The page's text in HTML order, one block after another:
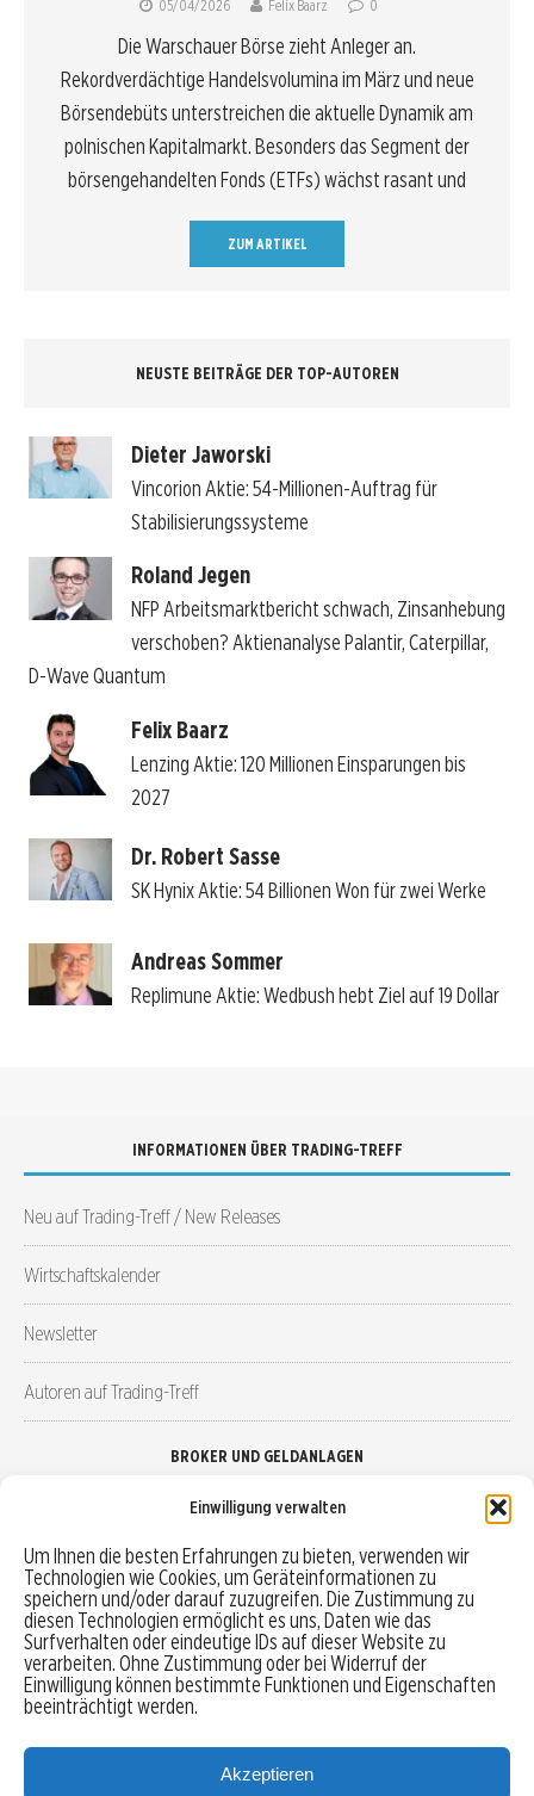
Einwilligung verwalten
Um Ihnen die besten Erfahrungen zu bieten, verwenden wir
Technologien wie Cookies, um Geräteinformationen zu
speichern und/oder darauf zuzugreifen. Die Zustimmung zu
diesen Technologien ermöglicht es uns, Daten wie das
Surfverhalten oder eindeutige IDs auf dieser Website zu
verarbeiten. Ohne Zustimmung oder bei Widerruf der
Einwilligung können bestimmte Funktionen und Eigenschaften
beeinträchtigt werden.
Akzeptieren
05/04/2026 Felix Baarz 0
Die Warschauer Börse zieht Anleger an.
Rekordverdächtige Handelsvolumina im März und neue
Börsendebüts unterstreichen die aktuelle Dynamik am
polnischen Kapitalmarkt. Besonders das Segment der
börsengehandelten Fonds (ETFs) wächst rasant und
ZUM ARTIKEL
NEUSTE BEITRÄGE DER TOP-AUTOREN
Dieter Jaworski
Vincorion Aktie: 54-Millionen-Auftrag für
Stabilisierungssysteme
Roland Jegen
NFP Arbeitsmarktbericht schwach, Zinsanhebung
verschoben? Aktienanalyse Palantir, Caterpillar,
D-Wave Quantum
Felix Baarz
Lenzing Aktie: 120 Millionen Einsparungen bis
2027
Dr. Robert Sasse
SK Hynix Aktie: 54 Billionen Won für zwei Werke
Andreas Sommer
Replimune Aktie: Wedbush hebt Ziel auf 19 Dollar
INFORMATIONEN ÜBER TRADING-TREFF
Neu auf Trading-Treff / New Releases
Wirtschaftskalender
Newsletter
Autoren auf Trading-Treff
BROKER UND GELDANLAGEN
Robo-Advisor vergleichen
Depotvergleich
Festgeld vergleichen
Tagesgeld vergleichen